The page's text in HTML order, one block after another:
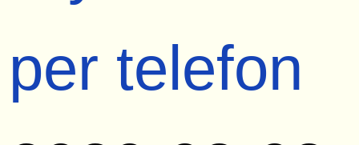
per telefon